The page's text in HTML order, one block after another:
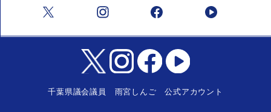
千葉県議会議員 雨宮しんご 公式アカウント